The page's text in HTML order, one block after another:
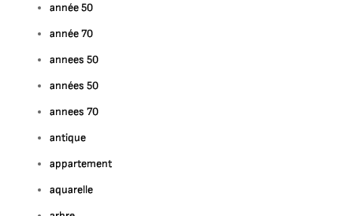
année 50
année 70
annees 50
années 50
annees 70
antique
appartement
aquarelle